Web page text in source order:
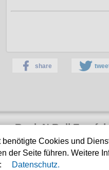
share
Rock N Roll
im
Hellbunny
Cookies und
der Seite führen. Weitere
Datenschutz.